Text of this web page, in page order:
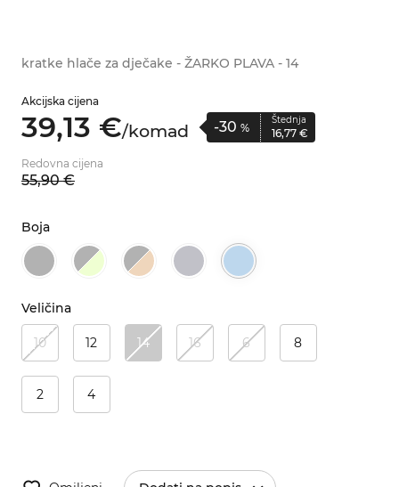
kratke hlače za dječake - ŽARKO PLAVA - 14
Akcijska cijena
39,13 €/komad -30 %
Štednja
16,77 €
Redovna cijena
55,90 €
Boja
Veličina
10 12 14 16 6 8
2 4